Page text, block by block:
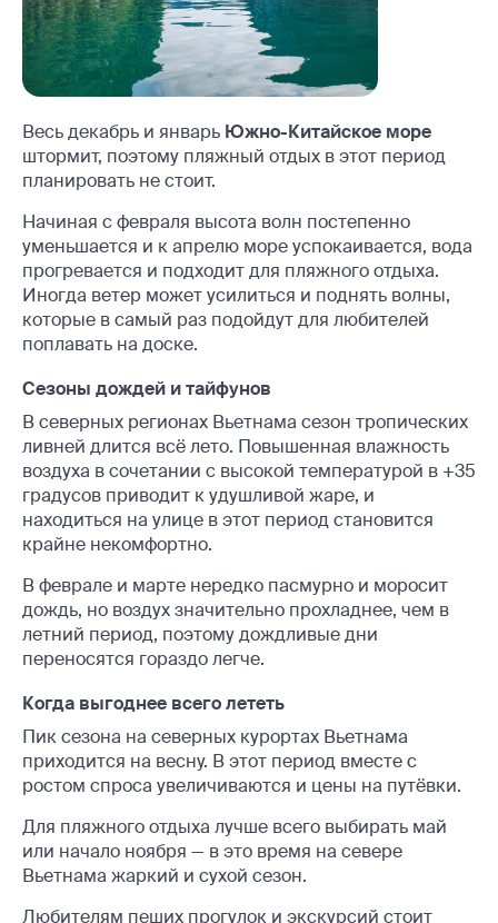
Весь декабрь и январь Южно-Китайское море
штормит, поэтому пляжный отдых в этот период
планировать не стоит.
Начиная с февраля высота волн постепенно
уменьшается и к апрелю море успокаивается, вода
прогревается и подходит для пляжного отдыха.
Иногда ветер может усилиться и поднять волны,
которые в самый раз подойдут для любителей
поплавать на доске.
Сезоны дождей и тайфунов
В северных регионах Вьетнама сезон тропических
ливней длится всё лето. Повышенная влажность
воздуха в сочетании с высокой температурой в +35
градусов приводит к удушливой жаре, и
находиться на улице в этот период становится
крайне некомфортно.
В феврале и марте нередко пасмурно и моросит
дождь, но воздух значительно прохладнее, чем в
летний период, поэтому дождливые дни
переносятся гораздо легче.
Когда выгоднее всего лететь
Пик сезона на северных курортах Вьетнама
приходится на весну. В этот период вместе с
ростом спроса увеличиваются и цены на путёвки.
Для пляжного отдыха лучше всего выбирать май
или начало ноября — в это время на севере
Вьетнама жаркий и сухой сезон.
Любителям пеших прогулок и экскурсий стоит